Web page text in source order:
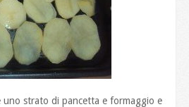
uno strato di pancetta e formaggio e